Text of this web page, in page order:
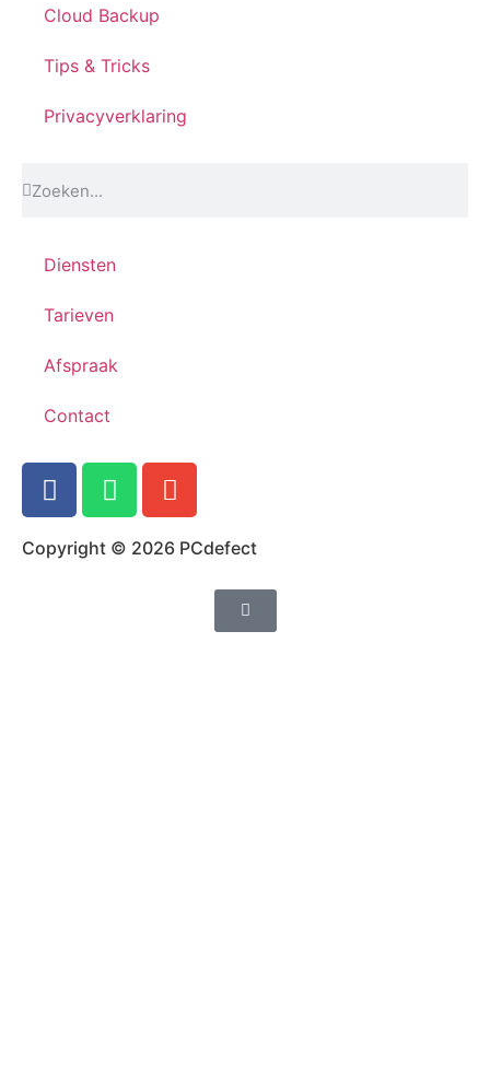
Cloud Backup
Tips & Tricks
Privacyverklaring
Diensten
Tarieven
Afspraak
Contact
Copyright © 2026 PCdefect